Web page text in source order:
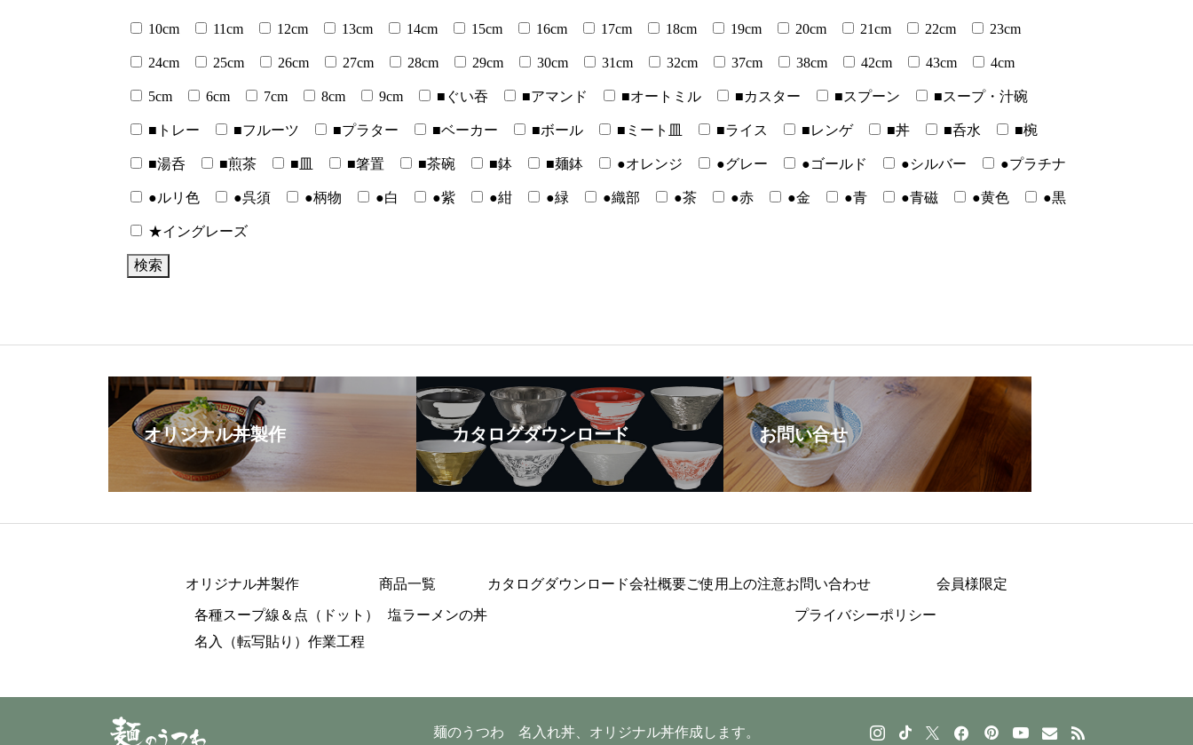
10cm 11cm 12cm 13cm 14cm 15cm 16cm 17cm 18cm 19cm 20cm 21cm 22cm 23cm
24cm 25cm 26cm 27cm 28cm 29cm 30cm 31cm 32cm 37cm 38cm 42cm 43cm 4cm
5cm 6cm 7cm 8cm 9cm ■ぐい吞 ■アマンド ■オートミル ■カスター ■スプーン ■スープ・汁碗
■トレー ■フルーツ ■プラター ■ベーカー ■ボール ■ミート皿 ■ライス ■レンゲ ■丼 ■呑水 ■椀
■湯呑 ■煎茶 ■皿 ■箸置 ■茶碗 ■鉢 ■麺鉢 ●オレンジ ●グレー ●ゴールド ●シルバー ●プラチナ
●ルリ色 ●呉須 ●柄物 ●白 ●紫 ●紺 ●緑 ●織部 ●茶 ●赤 ●金 ●青 ●青磁 ●黄色 ●黒
★イングレーズ
オリジナル丼製作 カタログダウンロード お問い合せ
オリジナル丼製作
各種スープ線＆点（ドット）
名入（転写貼り）作業工程
商品一覧
塩ラーメンの丼
カタログダウンロード会社概要ご使用上の注意お問い合わせ
プライバシーポリシー
会員様限定
麺のうつわ 名入れ丼、オリジナル丼作成します。